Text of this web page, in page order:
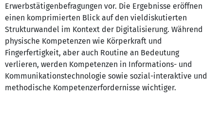
Erwerbstätigenbefragungen vor. Die Ergebnisse eröffnen
einen komprimierten Blick auf den vieldiskutierten
Strukturwandel im Kontext der Digitalisierung. Während
physische Kompetenzen wie Körperkraft und
Fingerfertigkeit, aber auch Routine an Bedeutung
verlieren, werden Kompetenzen in Informations- und
Kommunikationstechnologie sowie sozial-interaktive und
methodische Kompetenzerfordernisse wichtiger.